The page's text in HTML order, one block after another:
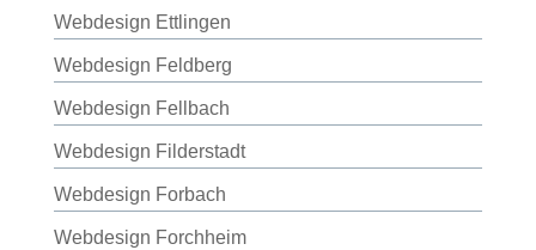
Webdesign Ettlingen
Webdesign Feldberg
Webdesign Fellbach
Webdesign Filderstadt
Webdesign Forbach
Webdesign Forchheim